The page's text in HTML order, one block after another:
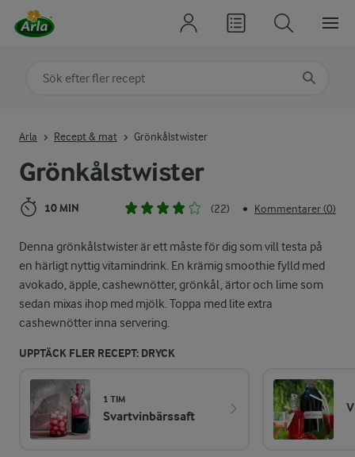
Grönkålstwister
10 MIN (22) • Kommentarer (0)
Denna grönkålstwister är ett måste för dig som vill testa på
en härligt nyttig vitamindrink. En krämig smoothie fylld med
avokado, äpple, cashewnötter, grönkål, ärtor och lime som
sedan mixas ihop med mjölk. Toppa med lite extra
cashewnötter inna servering.
UPPTÄCK FLER RECEPT: DRYCK
1 TIM
Svartvinbärssaft
Arla Recept & mat Grönkålstwister
Sök på kategori eller ingrediens